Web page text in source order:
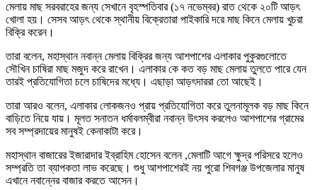
মেলায় মাছ সরবরাহের জন্য সেখানে বৃহস্পতিবার (১৭ নভেম্বর) রাত থেকে ২০টি আড়ৎ
খোলা হয়। সেসব আড়ৎ থেকে স্থানীয় বিক্রেতারা পাইকারি দরে মাছ কিনে মেলায় খুচরা
বিক্রি করেন।
তারা বলেন, মহাস্থান নবান্ন মেলায় বিক্রির জন্য আশপাশের এলাকার পুকুরগুলোতে
সৌখিন চাষিরা মাছ মজুদ করে রাখেন। এলাকার কে কত বড় মাছ মেলায় তুলতে পারে যেন
তারই প্রতিযোগিতা চলে চাষিদের মধ্যে। এছাড়া আড়ৎদাররা তো আছেই।
তারা আরও বলেন, এলাকার লোকজনও প্রায় প্রতিযোগিতা করে তুলনামূলক বড় মাছ কিনে
বাড়িতে নিয়ে যায়। মূলত সনাতন ধর্মাবলম্বীরা নবান্ন উৎসব করলেও আশপাশের গ্রামের
সব সম্প্রদায়ের মানুষই কেনাকাটা করে।
মহাস্থান বাজারের ইজারাদার ইব্রাহিম হোসেন বলেন ,মেলাটি আগে ক্ষুদ্র পরিসরে হলেও
সম্প্রতি তা ব্যাপকতা লাভ করেছে। শুধু আশপাশেরই নয় পুরো শিবগঞ্জ উপজেলার মানুষ
এখানে নবান্নের বাজার করতে আসেন।